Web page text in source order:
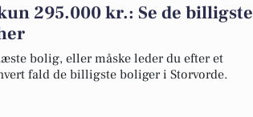
295.000 kr.: Se de billigste
bolig, eller måske leder du efter et
fald de billigste boliger i Storvorde.